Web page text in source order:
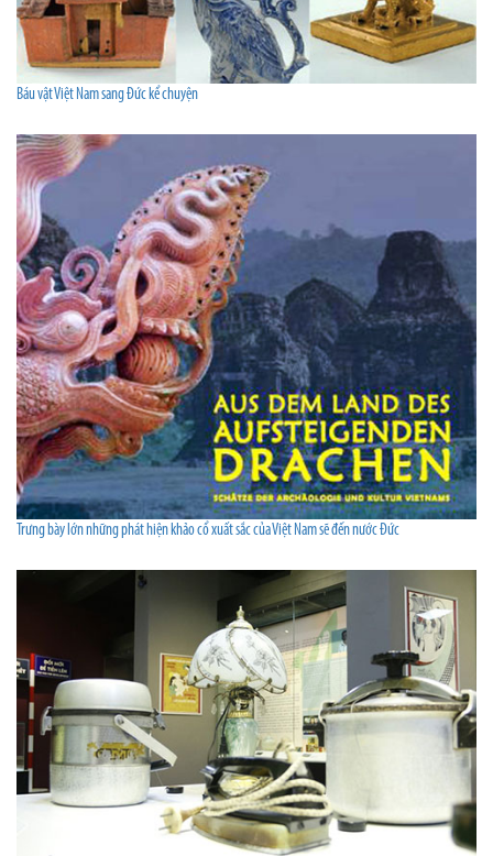
Báu vật Việt Nam sang Đức kể chuyện
Trưng bày lớn những phát hiện khảo cổ xuất sắc của Việt Nam sẽ đến nước Đức